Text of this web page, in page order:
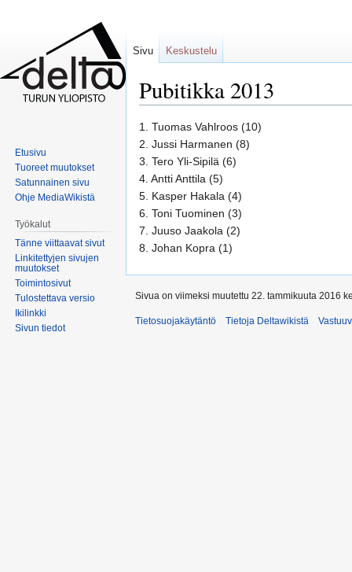
Pubitikka 2013
Siirry
navigaatioon
Siirry
hakuun
1. Tuomas Vahlroos (10)
2. Jussi Harmanen (8)
3. Tero Yli-Sipilä (6)
4. Antti Anttila (5)
5. Kasper Hakala (4)
6. Toni Tuominen (3)
7. Juuso Jaakola (2)
8. Johan Kopra (1)
Sivu Keskustelu
Etusivu
Tuoreet muutokset
Satunnainen sivu
Ohje MediaWikistä
Työkalut
Tänne viittaavat sivut
Linkitettyjen sivujen
muutokset
Toimintosivut
Tulostettava versio
Ikilinkki
Sivun tiedot
Sivua on viimeksi muutettu 22. tammikuuta 2016
Tietosuojakäytäntö Tietoja Deltawikistä